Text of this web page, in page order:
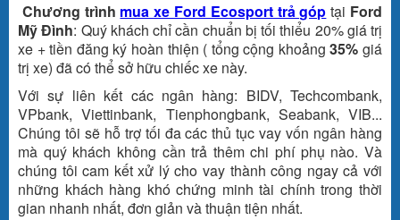
Chương trình mua xe Ford Ecosport trả góp tại Ford
Mỹ Đình: Quý khách chỉ cần chuẩn bị tối thiểu 20% giá trị
xe + tiền đăng ký hoàn thiện ( tổng cộng khoảng35% giá
trị xe) đã có thể sở hữu chiếc xe này.
Với sự liên kết các ngân hàng: BIDV, Techcombank,
VPbank, Viettinbank, Tienphongbank, Seabank, VIB...
Chúng tôi sẽ hỗ trợ tối đa các thủ tục vay vốn ngân hàng
mà quý khách không cần trả thêm chi phí phụ nào. Và
chúng tôi cam kết xử lý cho vay thành công ngay cả với
những khách hàng khó chứng minh tài chính trong thời
gian nhanh nhất, đơn giản và thuận tiện nhất.